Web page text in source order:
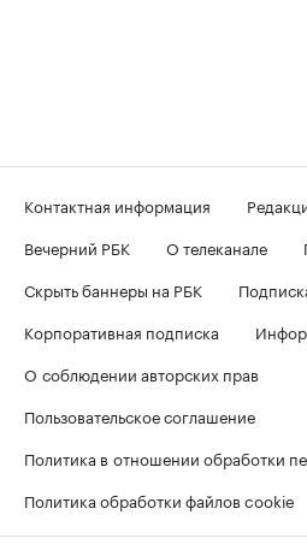
Контактная информация
Вечерний РБК
О телеканале
Скрыть баннеры на РБК
Корпоративная подписка
О соблюдении авторских прав
Пользовательское соглашение
Политика в отношении обработки
Политика обработки файлов cookie